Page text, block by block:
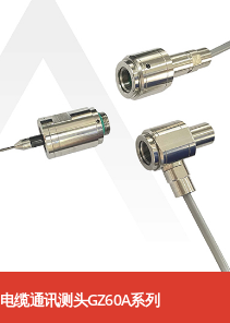
电缆通讯测头GZ60A系列